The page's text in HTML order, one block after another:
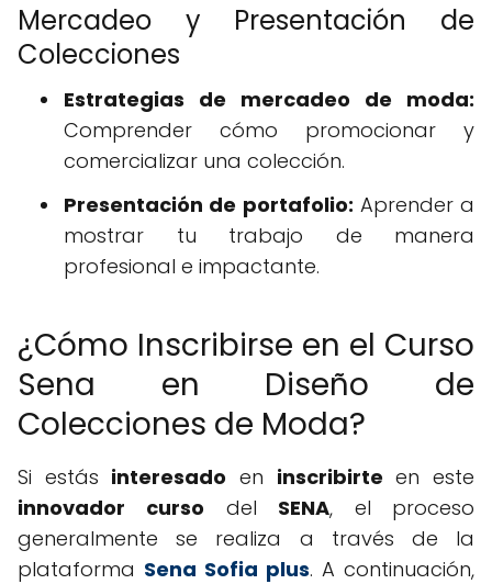
Mercadeo y Presentación de
Colecciones
Estrategias de mercadeo de moda:
Comprender cómo promocionar y
comercializar una colección.
Presentación de portafolio: Aprender a
mostrar tu trabajo de manera
profesional e impactante.
¿Cómo Inscribirse en el Curso
Sena en Diseño de
Colecciones de Moda?
Si estás interesado en inscribirte en este
innovador
curso del SENA, el proceso
generalmente se realiza a través de la
plataforma Sena Sofia plus. A continuación,